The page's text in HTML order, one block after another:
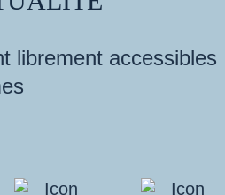
librement accessibles